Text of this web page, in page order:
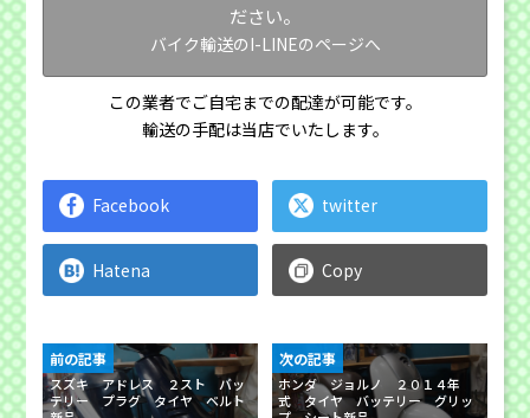
ださい。
バイク輸送のI-LINEのページへ
この業者でご自宅までの配達が可能です。
輸送の手配は当店でいたします。
Facebook twitter
Hatena Copy
スズキ アドレス ２スト バッ
テリー プラグ タイヤ ベルト
前の記事
ホンダ ジョルノ ２０１４年
式 タイヤ バッテリー グリッ
次の記事